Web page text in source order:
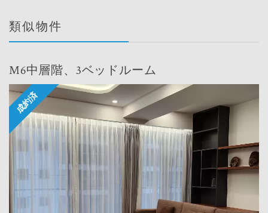
類似物件
M6中層階、3ベッドルーム